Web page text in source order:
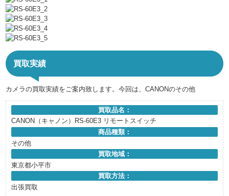
買取実績
カメラの買取実績をご案内致します。今回は、CANONのその他
買取品名：
CANON（キャノン）RS-60E3 リモートスイッチ
商品種類：
その他
買取地域：
東京都小平市
買取方法：
出張買取